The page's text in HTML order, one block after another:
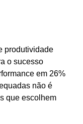
produtividade
o sucesso
em 26%
não é
que escolhem